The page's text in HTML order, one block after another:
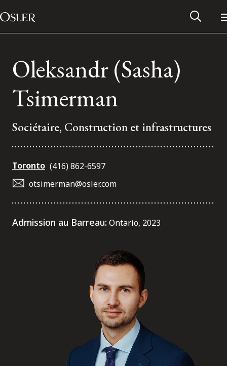
Passer au contenu
Main Navigation
Réseau des anciens d’Osler
S’abonner aux articles Osler
Oleksandr (Sasha)
Tsimerman
Sociétaire, Construction et infrastructures
Toronto (416) 862-6597
otsimerman@osler.com
Admission au Barreau: Ontario, 2023